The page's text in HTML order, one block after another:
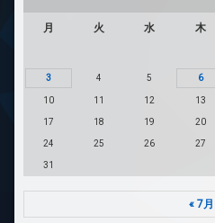
月 火 水 木
3 4 5 6
10 11 12 13
17 18 19 20
24 25 26 27
31
« 7月